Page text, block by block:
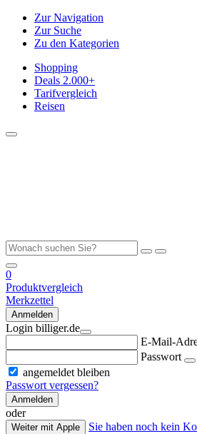
Zur Navigation
Zur Suche
Zu den Kategorien
Shopping
Deals 2.000+
Tarifvergleich
Reisen
0
Produktvergleich
Merkzettel
Anmelden
Login billiger.de
E-Mail-
Passwort
angemeldet bleiben
Passwort vergessen?
Anmelden
oder
Weiter mit Apple
Sie haben noch kein